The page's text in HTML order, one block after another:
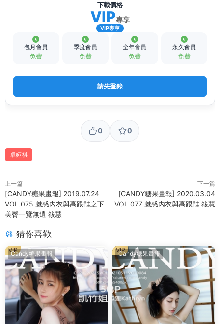
下載價格
VIP專享
VIP專享
包月會員
免費
季度會員
免費
全年會員
免費
永久會員
免費
請先登錄
0 0
卓娅祺
上一篇
[CANDY糖果畫報] 2019.07.24
VOL.075 魅惑内衣與高跟鞋之下
美臀一覽無遺 筱慧
下一篇
[CANDY糖果畫報] 2020.03.04
VOL.077 魅惑内衣與高跟鞋 筱慧
猜你喜歡
Candy糖果畫報
VIP Candy糖果畫報
VIP